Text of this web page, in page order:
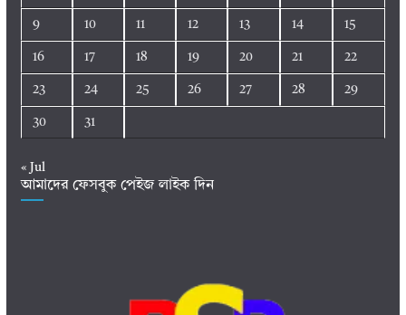
9 10 11 12 13 14 15
16 17 18 19 20 21 22
23 24 25 26 27 28 29
30 31
« Jul
আমাদের ফেসবুক পেইজ লাইক দিন